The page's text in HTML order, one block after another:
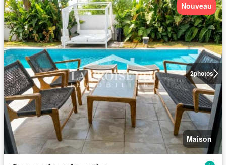
2photos
Nouveau
Maison